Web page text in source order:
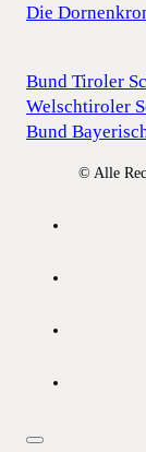
Die
Bund Tiroler
Welschtiroler
Bund
© Alle